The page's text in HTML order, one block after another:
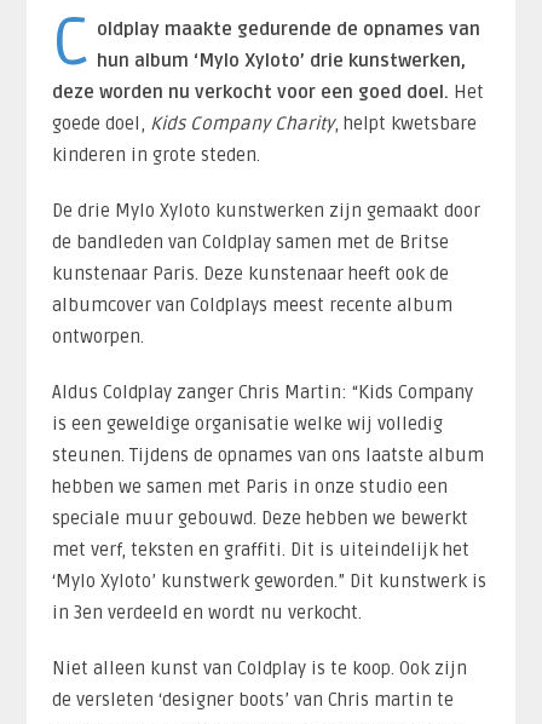
C oldplay maakte gedurende de opnames van
hun album ‘Mylo Xyloto’ drie kunstwerken,
deze worden nu verkocht voor een goed doel. Het
goede doel, Kids Company Charity, helpt kwetsbare
kinderen in grote steden.
De drie Mylo Xyloto kunstwerken zijn gemaakt door
de bandleden van Coldplay samen met de Britse
kunstenaar Paris. Deze kunstenaar heeft ook de
albumcover van Coldplays meest recente album
ontworpen.
Aldus Coldplay zanger Chris Martin: “Kids Company
is een geweldige organisatie welke wij volledig
steunen. Tijdens de opnames van ons laatste album
hebben we samen met Paris in onze studio een
speciale muur gebouwd. Deze hebben we bewerkt
met verf, teksten en graffiti. Dit is uiteindelijk het
‘Mylo Xyloto’ kunstwerk geworden.” Dit kunstwerk is
in 3en verdeeld en wordt nu verkocht.
Niet alleen kunst van Coldplay is te koop. Ook zijn
de versleten ‘designer boots’ van Chris martin te